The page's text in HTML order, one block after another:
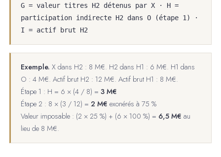
G = valeur titres H2 détenus par X · H =
participation indirecte H2 dans O (étape 1) ·
I = actif brut H2
Exemple. X dans H2 : 8 M€. H2 dans H1 : 6 M€. H1 dans
O : 4 M€. Actif brut H2 : 12 M€. Actif brut H1 : 8 M€.
Étape 1 : H = 6 × (4 / 8) =3 M€
Étape 2 : 8 × (3 / 12) =2 M€ exonérés à 75 %
Valeur imposable : (2 × 25 %) + (6 × 100 %) = 6,5 M€ au
lieu de 8 M€.